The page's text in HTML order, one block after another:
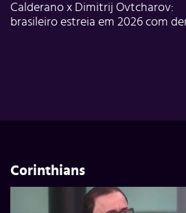
Calderano x Dimitrij Ovtcharov:
brasileiro estreia em 2026 com
Corinthians